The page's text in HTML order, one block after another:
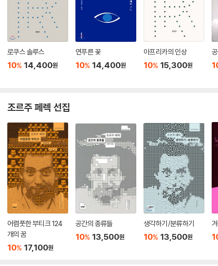
로쿠스 솔루스
10% 14,400원
연푸른 꽃
10% 14,400원
아프리카의 인상
10% 15,300원
조르주 페렉 선집
어렴풋한 부티크 124
개의 꿈
10% 17,100원
공간의 종류들
10% 13,500원
생각하기/분류하기
10% 13,500원